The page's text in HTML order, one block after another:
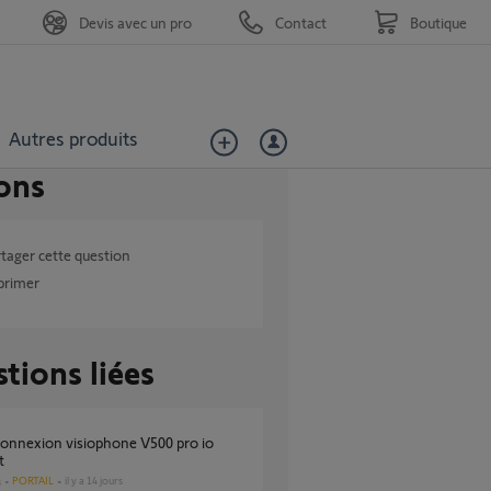
Autres produits
Devis avec un pro Contact Boutique
cette question
liées
PORTAIL il y a 14 jours